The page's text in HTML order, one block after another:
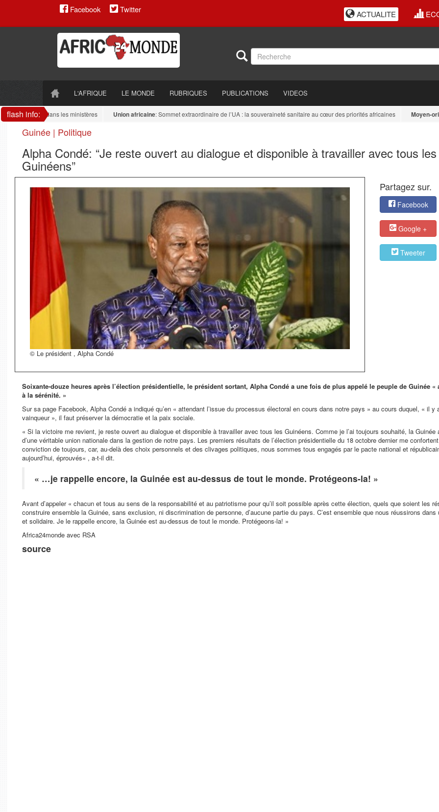
Facebook Twitter ACTUALITE
L'AFRIQUE LE MONDE RUBRIQUES PUBLICATIONS VIDEOS
flash info:dans les ministères Union africaine: Sommet extraordinaire de l’UA : la souveraineté sanitaire au cœur des priorités africaines Moyen-orient:
Guinée | Politique
Alpha Condé: “Je reste ouvert au dialogue et disponible à travailler avec tous les
Guinéens”
© Le président , Alpha Condé
Partagez sur.
Facebook
Google +
Tweeter
Soixante-douze heures après l’élection présidentielle, le président sortant, Alpha Condé a une fois de plus appelé le peuple de Guinée «
à la sérénité. »
Sur sa page Facebook, Alpha Condé a indiqué qu’en « attendant l’issue du processus électoral en cours dans notre pays » au cours duquel, « il y
vainqueur », il faut préserver la démocratie et la paix sociale.
« Si la victoire me revient, je reste ouvert au dialogue et disponible à travailler avec tous les Guinéens. Comme je l’ai toujours souhaité, la Guinée
d’une véritable union nationale dans la gestion de notre pays. Les premiers résultats de l’élection présidentielle du 18 octobre dernier me
conviction de toujours, car, au-delà des choix personnels et des clivages politiques, nous sommes tous engagés par le pacte national et
aujourd’hui, éprouvés« , a-t-il dit.
« …je rappelle encore, la Guinée est au-dessus de tout le monde. Protégeons-la! »
Avant d’appeler « chacun et tous au sens de la responsabilité et au patriotisme pour qu’il soit possible après cette élection, quels que soient les
construire ensemble la Guinée, sans exclusion, ni discrimination de personne, d’aucune partie du pays. C’est ensemble que nous réussirons dans
et solidaire. Je le rappelle encore, la Guinée est au-dessus de tout le monde. Protégeons-la! »
Africa24monde avec RSA
source